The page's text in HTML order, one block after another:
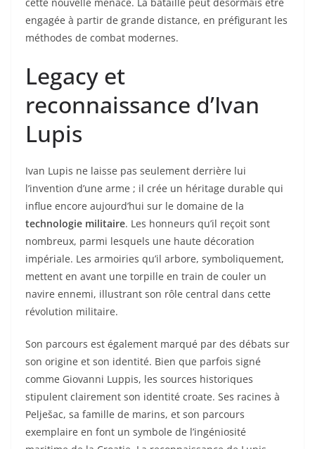
engagée à partir de grande distance, en préfigurant les
méthodes de combat modernes.
Legacy et
reconnaissance d’Ivan
Lupis
Ivan Lupis ne laisse pas seulement derrière lui
l’invention d’une arme ; il crée un héritage durable qui
influe encore aujourd’hui sur le domaine de la
technologie militaire. Les honneurs qu’il reçoit sont
nombreux, parmi lesquels une haute décoration
impériale. Les armoiries qu’il arbore, symboliquement,
mettent en avant une torpille en train de couler un
navire ennemi, illustrant son rôle central dans cette
révolution militaire.
Son parcours est également marqué par des débats sur
son origine et son identité. Bien que parfois signé
comme Giovanni Luppis, les sources historiques
stipulent clairement son identité croate. Ses racines à
Pelješac, sa famille de marins, et son parcours
exemplaire en font un symbole de l’ingéniosité